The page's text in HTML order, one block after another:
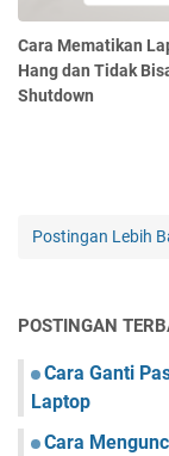
Cara Mematikan
Hang dan Tidak
Shutdown
Postingan Lebih
POSTINGAN
Cara Ganti
Laptop
Cara